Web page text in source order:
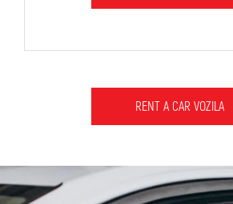
RENT A CAR VOZILA